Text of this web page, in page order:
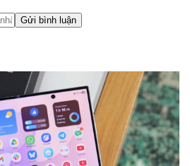
Gửi bình luận